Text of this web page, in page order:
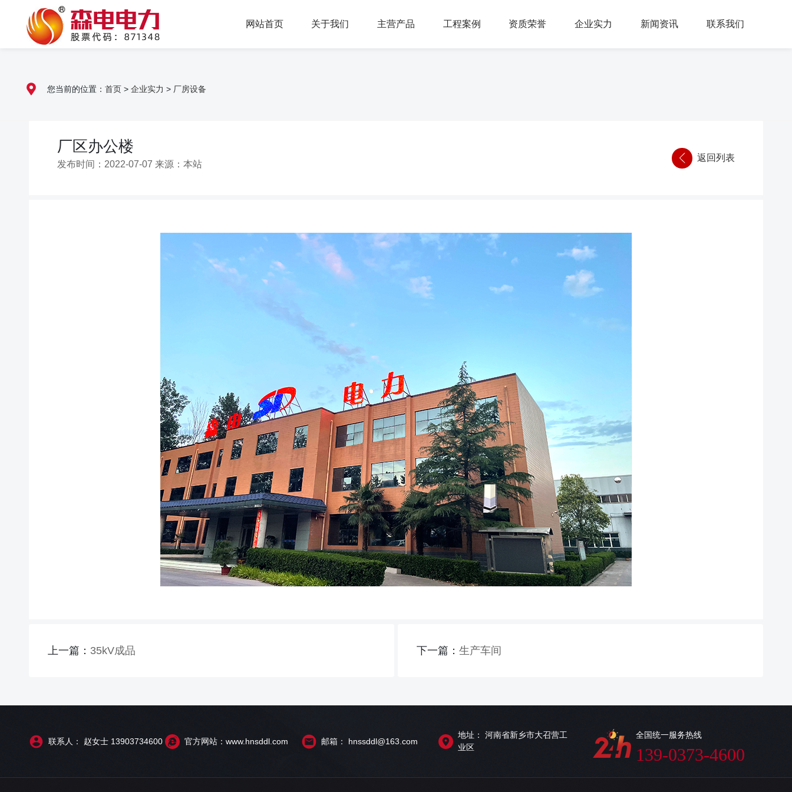
网站首页 关于我们 主营产品 工程案例 资质荣誉 企业实力 新闻资讯 联系我们
您当前的位置： 首页> 企业实力 > 厂房设备
厂区办公楼
发布时间：2022-07-07 来源：本站
返回列表
上一篇： 35kV成品 下一篇： 生产车间
联系人： 赵女士 13903734600 官方网站：www.hnsddl.com 邮箱： hnssddl@163.com
地址： 河南省新乡市大召营工
业区
全国统一服务热线
139-0373-4600